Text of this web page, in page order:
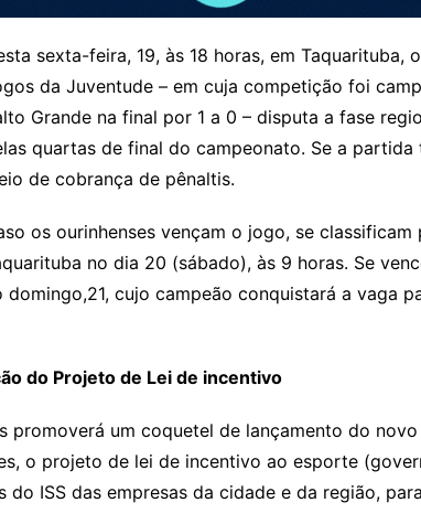
sexta-feira, 19, às 18 horas, em Taquarituba,
da Juventude – em cuja competição foi
Grande na final por 1 a 0 – disputa a fase
quartas de final do campeonato. Se a
de cobrança de pênaltis.
os ourinhenses vençam o jogo, se
no dia 20 (sábado), às 9 horas. Se
domingo,21, cujo campeão conquistará a vaga
do Projeto de Lei de incentivo
promoverá um coquetel de lançamento do
o projeto de lei de incentivo ao esporte
ISS das empresas da cidade e da região,